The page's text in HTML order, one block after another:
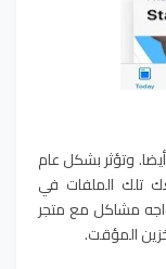
وتؤثر بشكل عام
تلك الملفات في
مشاكل مع متجر
المؤقت.